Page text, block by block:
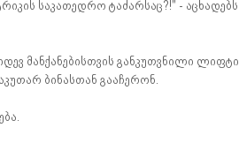
საკათედრო ტაძარსაც?!" - აცხადებს
მანქანებისთვის განკუთვნილი ლიფტი
ბინასთან გააჩერონ.